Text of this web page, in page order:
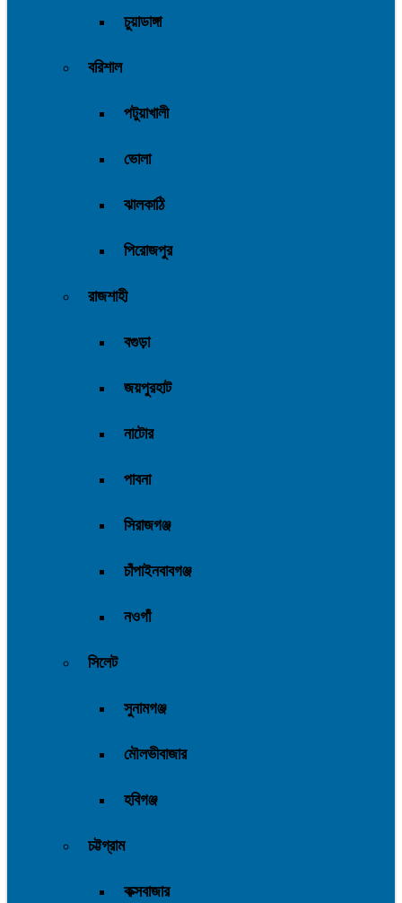
চুয়াডাঙ্গা
বরিশাল
পটুয়াখালী
ভোলা
ঝালকাঠি
পিরোজপুর
রাজশাহী
বগুড়া
জয়পুরহাট
নাটোর
পাবনা
সিরাজগঞ্জ
চাঁপাইনবাবগঞ্জ
নওগাঁ
সিলেট
সুনামগঞ্জ
মৌলভীবাজার
হবিগঞ্জ
চট্টগ্রাম
কক্সবাজার